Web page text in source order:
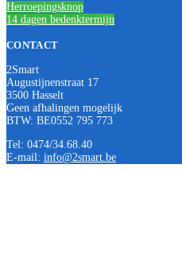
Herroepingsknop
14 dagen bedenktermijn
CONTACT
2Smart
Augustijnenstraat 17
3500 Hasselt
Geen afhalingen mogelijk
BTW: BE0552 795 773
Tel: 0474/34.68.40
E-mail: info@2smart.be